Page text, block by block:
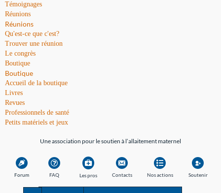
Témoignages
Réunions
Réunions
Qu'est-ce que c'est?
Trouver une réunion
Le congrès
Boutique
Boutique
Accueil de la boutique
Livres
Revues
Professionnels de santé
Petits matériels et jeux
Une association pour le soutien à l’allaitement maternel
Forum FAQ Les pros Contacts Nos actions Soutenir